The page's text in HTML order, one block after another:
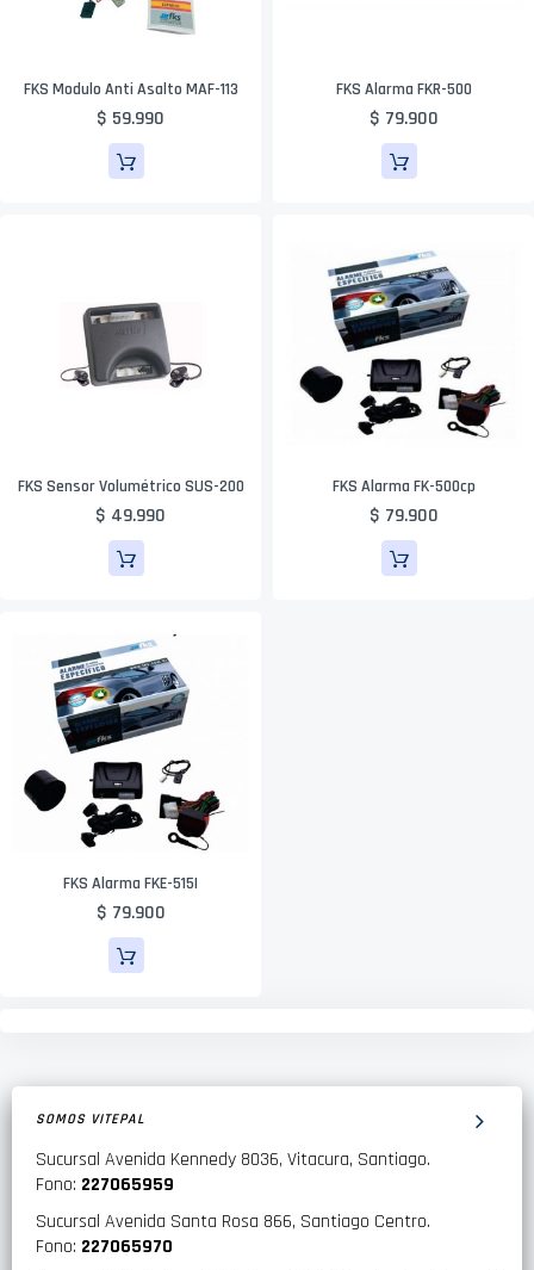
FKS Modulo Anti Asalto MAF-113
$ 59.990
FKS Alarma FKR-500
$ 79.900
FKS Sensor Volumétrico SUS-200
$ 49.990
FKS Alarma FK-500cp
$ 79.900
FKS Alarma FKE-515I
$ 79.900
SOMOS VITEPAL
Sucursal Avenida Kennedy 8036, Vitacura, Santiago.
Fono: 227065959
Sucursal Avenida Santa Rosa 866, Santiago Centro.
Fono: 227065970